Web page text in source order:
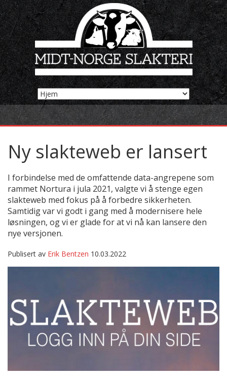
Ny slakteweb er lansert
I forbindelse med de omfattende data-angrepene som
rammet Nortura i jula 2021, valgte vi å stenge egen
slakteweb med fokus på å forbedre sikkerheten.
Samtidig var vi godt i gang med å modernisere hele
løsningen, og vi er glade for at vi nå kan lansere den
nye versjonen.
Publisert av Erik Bentzen 10.03.2022